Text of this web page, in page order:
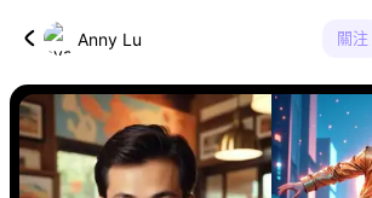
Anny Lu 關注